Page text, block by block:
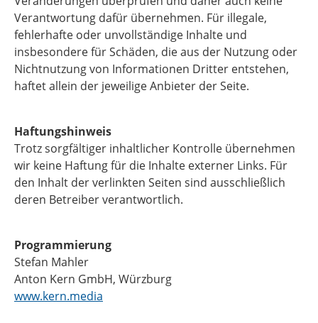
Verantwortung dafür übernehmen. Für illegale,
fehlerhafte oder unvollständige Inhalte und
insbesondere für Schäden, die aus der Nutzung oder
Nichtnutzung von Informationen Dritter entstehen,
haftet allein der jeweilige Anbieter der Seite.
Haftungshinweis
Trotz sorgfältiger inhaltlicher Kontrolle übernehmen
wir keine Haftung für die Inhalte externer Links. Für
den Inhalt der verlinkten Seiten sind ausschließlich
deren Betreiber verantwortlich.
Programmierung
Stefan Mahler
Anton Kern GmbH, Würzburg
www.kern.media